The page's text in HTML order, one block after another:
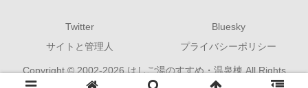
Twitter
Bluesky
サイトと管理人
プライバシーポリシー
Copyright © 2002-2026 はしご湯のすすめ・温泉棟 All Rights